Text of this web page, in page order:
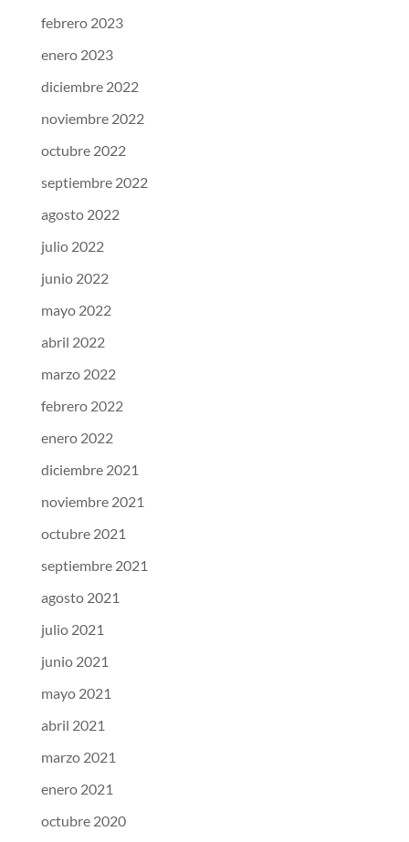
febrero 2023
enero 2023
diciembre 2022
noviembre 2022
octubre 2022
septiembre 2022
agosto 2022
julio 2022
junio 2022
mayo 2022
abril 2022
marzo 2022
febrero 2022
enero 2022
diciembre 2021
noviembre 2021
octubre 2021
septiembre 2021
agosto 2021
julio 2021
junio 2021
mayo 2021
abril 2021
marzo 2021
enero 2021
octubre 2020